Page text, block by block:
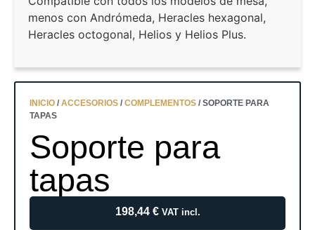
menos con Andrómeda, Heracles hexagonal,
Heracles octogonal, Helios y Helios Plus.
INICIO / ACCESORIOS / COMPLEMENTOS / SOPORTE PARA
TAPAS
Soporte para
tapas
198,44 € VAT incl.